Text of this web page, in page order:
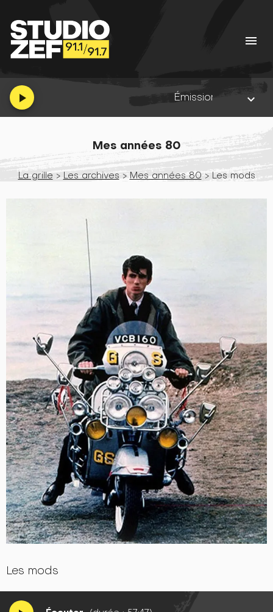
menu
play_arrow Émission :COREandCOkeyboard_arrow_down
Mes années 80
La grille> Les archives > Mes années 80 > Les mods
Les mods